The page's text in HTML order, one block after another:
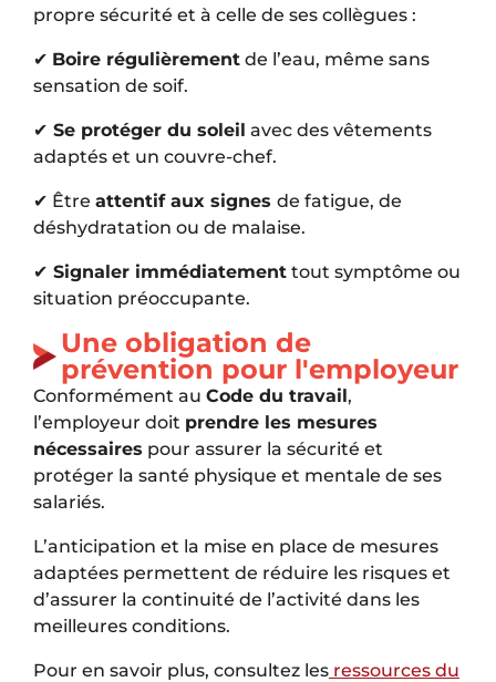
propre sécurité et à celle de ses collègues :
✔ Boire régulièrement de l’eau, même sans
sensation de soif.
✔ Se protéger du soleil avec des vêtements
adaptés et un couvre-chef.
✔ Être attentif aux signes de fatigue, de
déshydratation ou de malaise.
✔ Signaler immédiatement tout symptôme ou
situation préoccupante.
Une obligation de
prévention pour l'employeur
Conformément au Code du travail,
l’employeur doit prendre les mesures
nécessaires pour assurer la sécurité et
protéger la santé physique et mentale de ses
salariés.
L’anticipation et la mise en place de mesures
adaptées permettent de réduire les risques et
d’assurer la continuité de l’activité dans les
meilleures conditions.
Pour en savoir plus, consultez les ressources du